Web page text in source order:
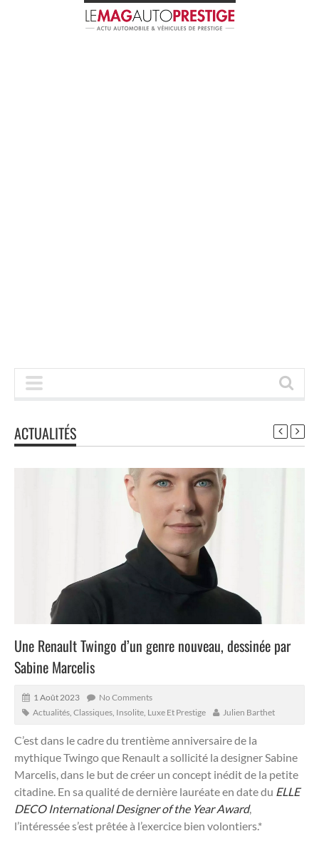
ACTUALITÉS
Une Renault Twingo d’un genre nouveau, dessinée par
Sabine Marcelis
1 Août 2023
No Comments
Actualités Classiques Insolite Luxe Et Prestige Julien Barthet
C’est dans le cadre du trentième anniversaire de la
mythique Twingo que Renault a sollicité la designer Sabine
Marcelis, dans le but de créer un concept inédit de la petite
citadine. En sa qualité de dernière lauréate en date du ELLE
DECO International Designer of the Year Award,
l’intéressée s’est prêtée à l’exercice bien volontiers.*